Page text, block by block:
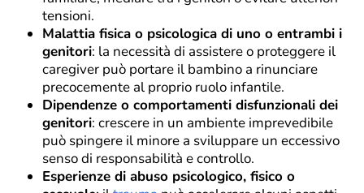
tensioni.
Malattia fisica o psicologica di uno o entrambi i
genitori: la necessità di assistere o proteggere il
caregiver può portare il bambino a rinunciare
precocemente al proprio ruolo infantile.
Dipendenze o comportamenti disfunzionali dei
genitori: crescere in un ambiente imprevedibile
può spingere il minore a sviluppare un eccessivo
senso di responsabilità e controllo.
Esperienze di abuso psicologico, fisico o